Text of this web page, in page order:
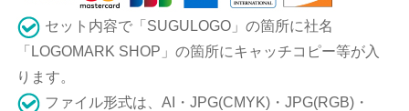
セット内容で「SUGULOGO」の箇所に社名
「LOGOMARK SHOP」の箇所にキャッチコピー等が入
ります。
ファイル形式は、AI・JPG(CMYK)・JPG(RGB)・